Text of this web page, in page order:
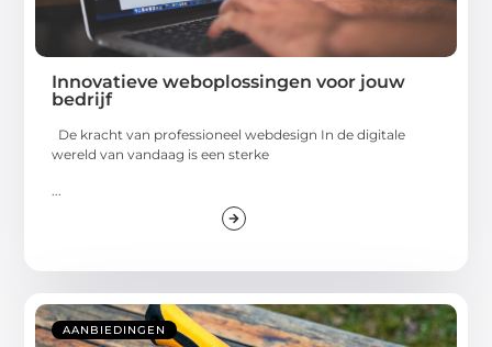
Innovatieve weboplossingen voor jouw
bedrijf
De kracht van professioneel webdesign In de digitale
wereld van vandaag is een sterke
AANBIEDINGEN